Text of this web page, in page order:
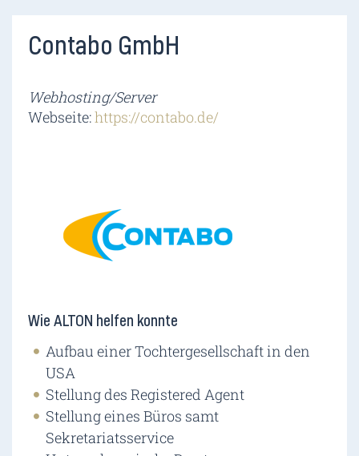
Contabo GmbH
Webhosting/Server
Webseite:https://contabo.de/
Wie ALTON helfen konnte
Aufbau einer Tochtergesellschaft in den
USA
Stellung des Registered Agent
Stellung eines Büros samt
Sekretariatsservice